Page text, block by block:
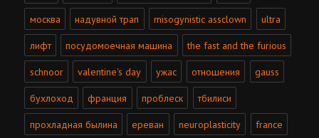
москва надувной трап misogynistic assclown ultra
лифт посудомоечная машина the fast and the furious
schnoor valentine's day ужас отношения gauss
бухлоход франция проблеск тбилиси
прохладная былина ереван neuroplasticity france